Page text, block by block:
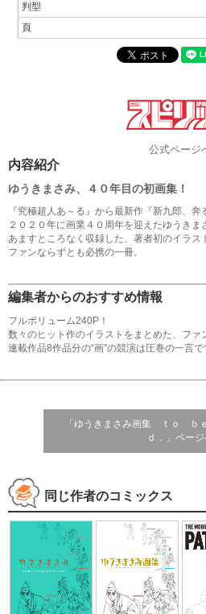
判型
頁
公式ページ
内容紹介
ゆうきまさみ、４０年目の初画集！
『究極超人あ～る』から最新作『新九郎、奔
２０２０年に画業４０周年を迎えたゆうきま
あますところなく収録した、著者初のイラス
ファンならずとも必携の一冊。
編集者からのおすすめ情報
フルボリューム240P！
数々のヒット作のイラストをまとめた、ファ
連載作品8作品分の“画”の競演は圧巻の一言で
「ゆうきまさみ画集 ｔｏ ｂ
ｄ．」ペー
同じ作者のコミックス